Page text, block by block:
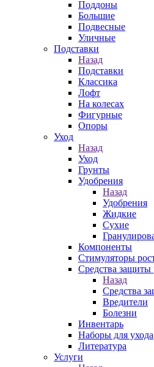
Поддоны
Большие
Подвесные
Уличные
Подставки
Назад
Подставки
Классика
Лофт
На колесах
Фигурные
Опоры
Уход
Назад
Уход
Грунты
Удобрения
Назад
Удобрения
Жидкие
Сухие
Компоненты
Стимуляторы
Средства защиты
Назад
Средства
Вредители
Болезни
Инвентарь
Наборы для ухода
Литература
Услуги